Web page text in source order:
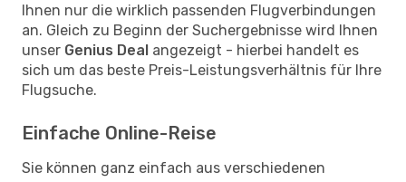
Ihnen nur die wirklich passenden Flugverbindungen
an. Gleich zu Beginn der Suchergebnisse wird Ihnen
unser Genius Deal angezeigt - hierbei handelt es
sich um das beste Preis-Leistungsverhältnis für Ihre
Flugsuche.
Einfache Online-Reise
Sie können ganz einfach aus verschiedenen